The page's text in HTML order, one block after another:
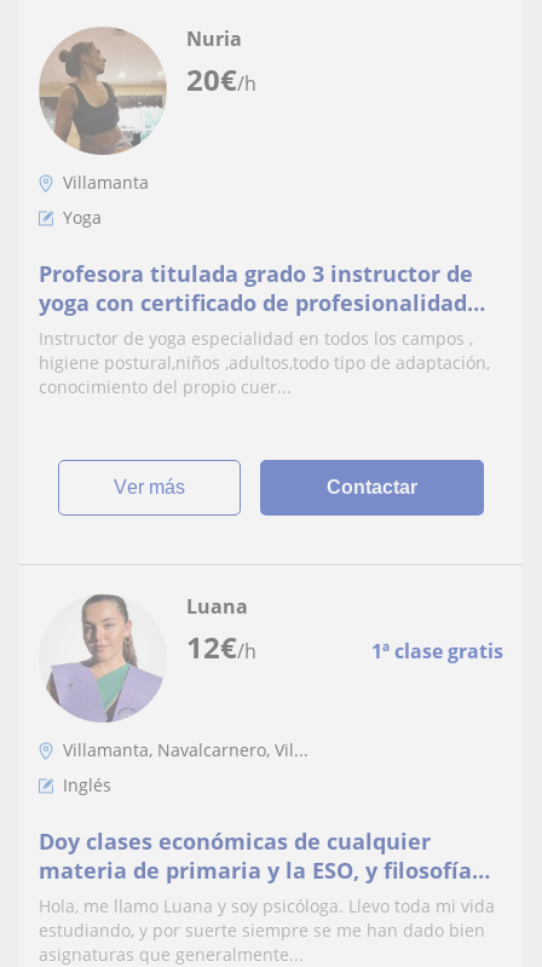
20€/h
Nuria
Villamanta
Yoga
Profesora titulada grado 3 instructor de
yoga con certificado de profesionalidad
muchos años de experiencia,juntos
llegaremos a tu
Instructor de yoga especialidad en todos los campos ,
higiene postural,niños ,adultos,todo tipo de adaptación,
conocimiento del propio cuer...
ver más Contactar
12€/h 1ª clase gratis
Luana
Villamanta, Navalcarnero, Vil...
Inglés
Doy clases económicas de cualquier
materia de primaria y la ESO, y filosofía
de bachillerato
Hola, me llamo Luana y soy psicóloga. Llevo toda mi vida
estudiando, y por suerte siempre se me han dado bien
asignaturas que generalmente...